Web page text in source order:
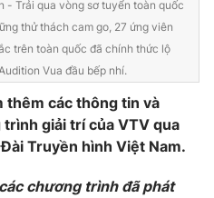
897 897
- Trải qua vòng sơ tuyển toàn quốc
thử thách cam go, 27 ứng viên
trên toàn quốc đã chính thức lộ
Vua đầu bếp nhí.
thêm các thông tin và
giải trí của VTV qua
Truyền hình Việt Nam.
chương trình đã phát